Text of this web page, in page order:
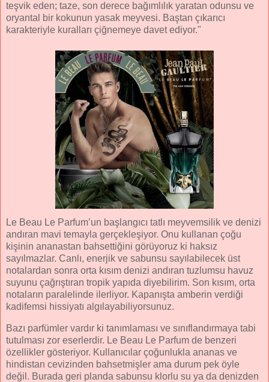
teşvik eden; taze, son derece bağımlılık yaratan odunsu ve
oryantal bir kokunun yasak meyvesi. Baştan çıkarıcı
karakteriyle kuralları çiğnemeye davet ediyor."
Le Beau Le Parfum’un başlangıcı tatlı meyvemsilik ve denizi
andıran mavi temayla gerçekleşiyor. Onu kullanan çoğu
kişinin ananastan bahsettiğini görüyoruz ki haksız
sayılmazlar. Canlı, enerjik ve sabunsu sayılabilecek üst
notalardan sonra orta kısım denizi andıran tuzlumsu havuz
suyunu çağrıştıran tropik yapıda diyebilirim. Son kısım, orta
notaların paralelinde ilerliyor. Kapanışta amberin verdiği
kadifemsi hissiyatı algılayabiliyorsunuz.
Bazı parfümler vardır ki tanımlaması ve sınıflandırmaya tabi
tutulması zor eserlerdir. Le Beau Le Parfum de benzeri
özellikler gösteriyor. Kullanıcılar çoğunlukla ananas ve
hindistan cevizinden bahsetmişler ama durum pek öyle
değil. Burada geri planda sabunsu klorlu su ya da denizden